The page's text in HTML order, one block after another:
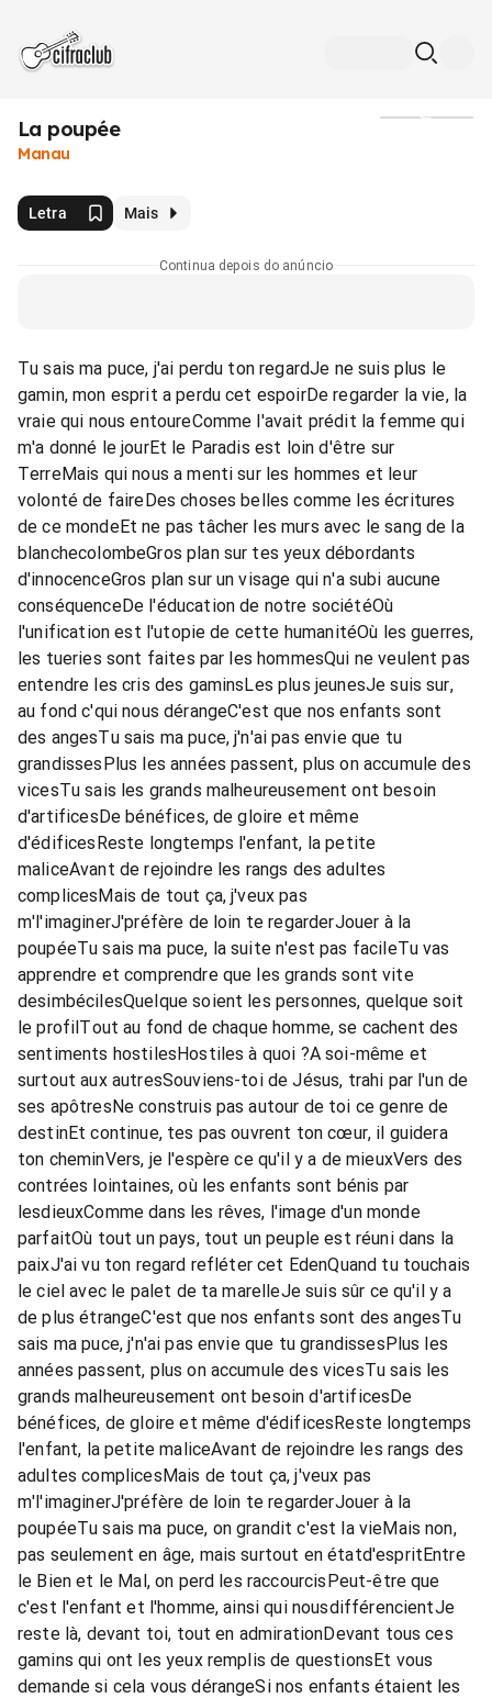
La poupée
Manau
Letra Mais
Continua depois do anúncio
Tu sais ma puce, j'ai perdu ton regardJe ne suis plus le
gamin, mon esprit a perdu cet espoirDe regarder la vie, la
vraie qui nous entoureComme l'avait prédit la femme qui
m'a donné le jourEt le Paradis est loin d'être sur
TerreMais qui nous a menti sur les hommes et leur
volonté de faireDes choses belles comme les écritures
de ce mondeEt ne pas tâcher les murs avec le sang de la
blanchecolombeGros plan sur tes yeux débordants
d'innocenceGros plan sur un visage qui n'a subi aucune
conséquenceDe l'éducation de notre sociétéOù
l'unification est l'utopie de cette humanitéOù les guerres,
les tueries sont faites par les hommesQui ne veulent pas
entendre les cris des gaminsLes plus jeunesJe suis sur,
au fond c'qui nous dérangeC'est que nos enfants sont
des angesTu sais ma puce, j'n'ai pas envie que tu
grandissesPlus les années passent, plus on accumule des
vicesTu sais les grands malheureusement ont besoin
d'artificesDe bénéfices, de gloire et même
d'édificesReste longtemps l'enfant, la petite
maliceAvant de rejoindre les rangs des adultes
complicesMais de tout ça, j'veux pas
m'l'imaginerJ'préfère de loin te regarderJouer à la
poupéeTu sais ma puce, la suite n'est pas facileTu vas
apprendre et comprendre que les grands sont vite
desimbécilesQuelque soient les personnes, quelque soit
le profilTout au fond de chaque homme, se cachent des
sentiments hostilesHostiles à quoi ?A soi-même et
surtout aux autresSouviens-toi de Jésus, trahi par l'un de
ses apôtresNe construis pas autour de toi ce genre de
destinEt continue, tes pas ouvrent ton cœur, il guidera
ton cheminVers, je l'espère ce qu'il y a de mieuxVers des
contrées lointaines, où les enfants sont bénis par
lesdieuxComme dans les rêves, l'image d'un monde
parfaitOù tout un pays, tout un peuple est réuni dans la
paixJ'ai vu ton regard refléter cet EdenQuand tu touchais
le ciel avec le palet de ta marelleJe suis sûr ce qu'il y a
de plus étrangeC'est que nos enfants sont des angesTu
sais ma puce, j'n'ai pas envie que tu grandissesPlus les
années passent, plus on accumule des vicesTu sais les
grands malheureusement ont besoin d'artificesDe
bénéfices, de gloire et même d'édificesReste longtemps
l'enfant, la petite maliceAvant de rejoindre les rangs des
adultes complicesMais de tout ça, j'veux pas
m'l'imaginerJ'préfère de loin te regarderJouer à la
poupéeTu sais ma puce, on grandit c'est la vieMais non,
pas seulement en âge, mais surtout en étatd'espritEntre
le Bien et le Mal, on perd les raccourcisPeut-être que
c'est l'enfant et l'homme, ainsi qui nousdifférencientJe
reste là, devant toi, tout en admirationDevant tous ces
gamins qui ont les yeux remplis de questionsEt vous
demande si cela vous dérangeSi nos enfants étaient les